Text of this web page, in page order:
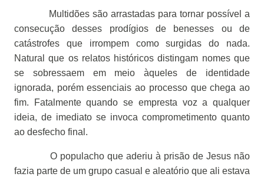
Multidões são arrastadas para tornar possível a
consecução desses prodígios de benesses ou de
catástrofes que irrompem como surgidas do nada.
Natural que os relatos históricos distingam nomes que
se sobressaem em meio àqueles de identidade
ignorada, porém essenciais ao processo que chega ao
fim. Fatalmente quando se empresta voz a qualquer
ideia, de imediato se invoca comprometimento quanto
ao desfecho final.
O populacho que aderiu à prisão de Jesus não
fazia parte de um grupo casual e aleatório que ali estava